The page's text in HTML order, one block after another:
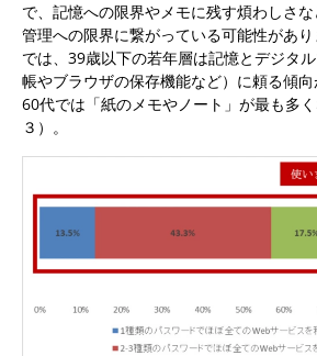
で、記憶への限界やメモに残す煩わしさ
管理への限界に繋がっている可能性があ
では、39歳以下の若年層は記憶とデジタ
帳やブラウザの保存機能など）に頼る傾
60代では「紙のメモやノート」が最も多
３）。